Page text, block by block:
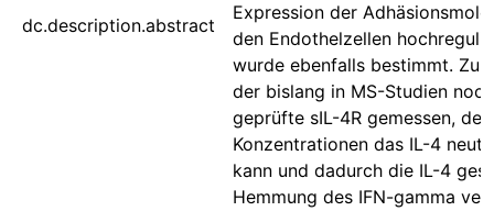
dc.description.abstract
Expression der
den Endothelzellen
wurde ebenfalls bestimmt.
der bislang in MS-Studien
geprüfte sIL-4R gemessen, der
Konzentrationen das IL-4
kann und dadurch die IL-4
Hemmung des IFN-gamma